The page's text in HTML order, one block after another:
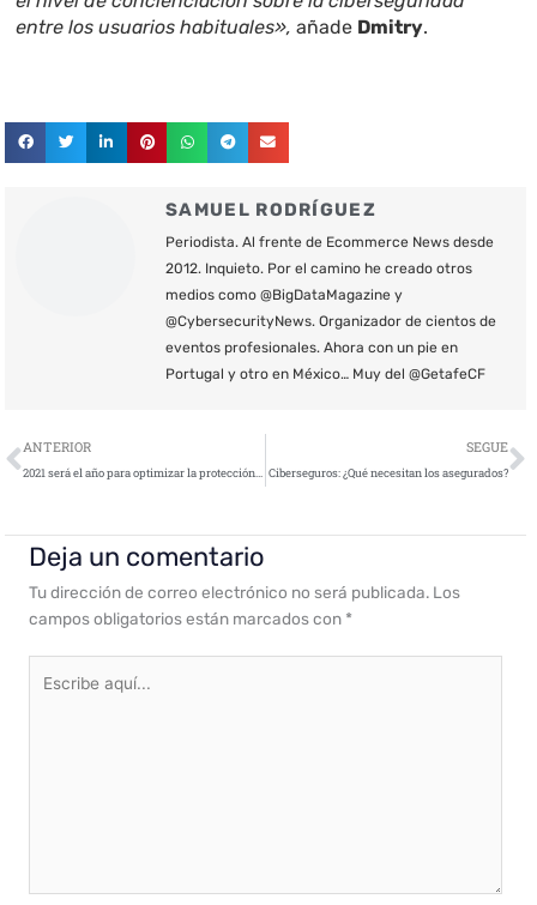
entre los usuarios habituales»,añade Dmitry.
SAMUEL RODRÍGUEZ
Periodista. Al frente de Ecommerce News desde
2012. Inquieto. Por el camino he creado otros
medios como @BigDataMagazine y
@CybersecurityNews. Organizador de cientos de
eventos profesionales. Ahora con un pie en
Portugal y otro en México… Muy del @GetafeCF
Ant
ANTERIOR
2021 será el año para optimizar la protección de datos en las empresas españolas
SEGUE
Ciberseguros: ¿Qué necesitan los asegurados?
Deja un comentario
Tu dirección de correo electrónico no será publicada. Los
campos obligatorios están marcados con *
aquí...